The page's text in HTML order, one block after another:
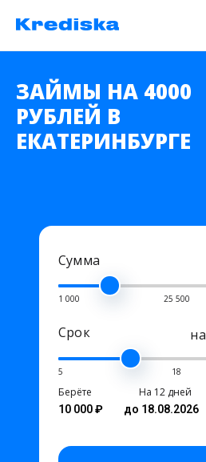
ЗАЙМЫ НА 4000
РУБЛЕЙ В
ЕКАТЕРИНБУРГЕ
Сумма
1 000 25 500
Срок на
5 18
Берёте
10 000 ₽
На 12 дней
до 18.08.2026